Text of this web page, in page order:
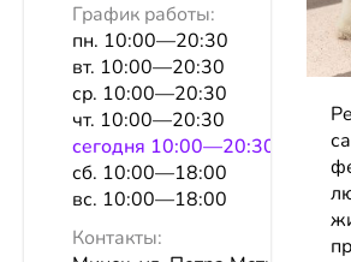
График работы:
пн. 10:00—20:30
вт. 10:00—20:30
ср. 10:00—20:30
чт. 10:00—20:30
сeгодня 10:00—20:30
сб. 10:00—18:00
вс. 10:00—18:00
Контакты: